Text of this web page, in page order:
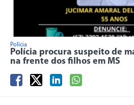
Polícia
Polícia procura suspeito de
na frente dos filhos em MS